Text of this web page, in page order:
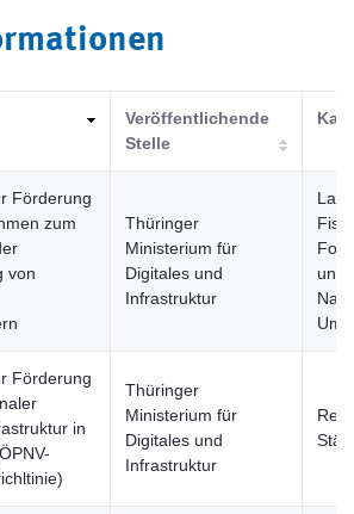
Veröffentlichende
Stelle
Förderung
zum
von
Thüringer
Ministerium für
Digitales und
Infrastruktur
und
Förderung
in
Thüringer
Ministerium für
Digitales und
Infrastruktur